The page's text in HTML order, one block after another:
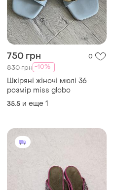
750 грн 0
830 грн -10%
Шкіряні жіночі мюлі 36
розмір miss globo
35.5 и еще 1